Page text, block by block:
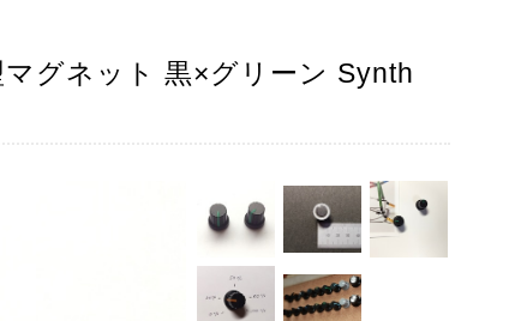
グネット 黒×グリーン Synth